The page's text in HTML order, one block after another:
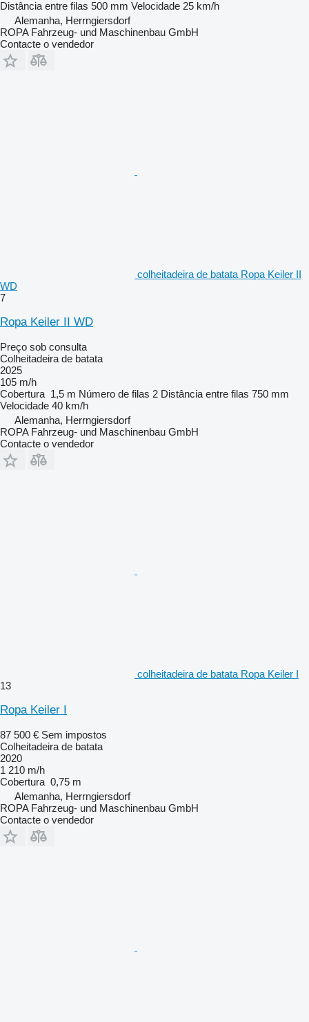
Distância entre filas 500 mm Velocidade 25 km/h
Alemanha, Herrngiersdorf
ROPA Fahrzeug- und Maschinenbau GmbH
Contacte o vendedor
colheitadeira de batata Ropa Keiler II
WD
7
Ropa Keiler II WD
Preço sob consulta
Colheitadeira de batata
2025
105 m/h
Cobertura 1,5 m Número de filas 2 Distância entre filas 750 mm
Velocidade 40 km/h
Alemanha, Herrngiersdorf
ROPA Fahrzeug- und Maschinenbau GmbH
Contacte o vendedor
colheitadeira de batata Ropa Keiler I
13
Ropa Keiler I
87 500 € Sem impostos
Colheitadeira de batata
2020
1 210 m/h
Cobertura 0,75 m
Alemanha, Herrngiersdorf
ROPA Fahrzeug- und Maschinenbau GmbH
Contacte o vendedor